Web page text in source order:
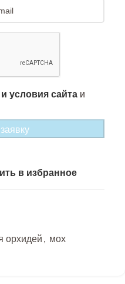
условия сайта и
в избранное
орхидей , мох